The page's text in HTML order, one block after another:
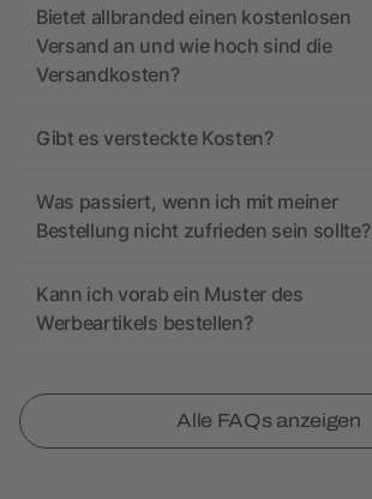
Bietet allbranded einen kostenlosen
Versand an und wie hoch sind die
Versandkosten?
Gibt es versteckte Kosten?
Was passiert, wenn ich mit meiner
Bestellung nicht zufrieden sein sollte?
Kann ich vorab ein Muster des
Werbeartikels bestellen?
Alle FAQs anzeigen